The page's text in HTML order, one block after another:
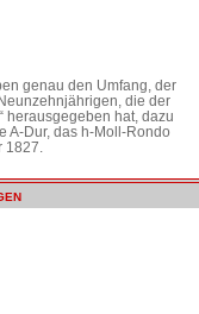
genau den Umfang, der
die der
herausgegeben hat, dazu
A-Dur, das h-Moll-Rondo